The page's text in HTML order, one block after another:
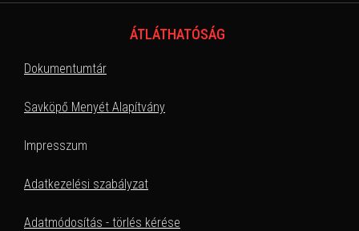
ÁTLÁTHATÓSÁG
Dokumentumtár
Savköpő Menyét Alapítvány
Impresszum
Adatkezelési szabályzat
Adatmódosítás - törlés kérése